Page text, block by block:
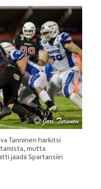
Tanninen harkitsi
mutta
jäädä Spartansiin